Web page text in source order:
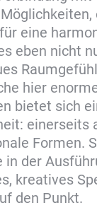
eine
eben nicht
hier
bietet sich
einerseits
Formen.
in der
kreatives
den Punkt.